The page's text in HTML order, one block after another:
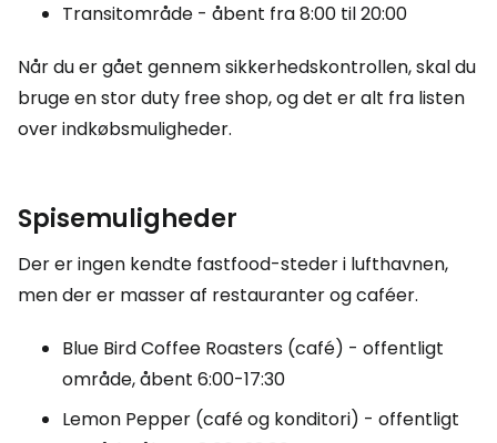
Transitområde - åbent fra 8:00 til 20:00
Når du er gået gennem sikkerhedskontrollen, skal du
bruge en storduty free shop, og det er alt fra listen
over indkøbsmuligheder.
Spisemuligheder
Der er ingen kendte fastfood-steder i lufthavnen,
men der er masser af restauranter og caféer.
Blue Bird Coffee Roasters (café) - offentligt
område, åbent 6:00-17:30
Lemon Pepper (café og konditori) - offentligt